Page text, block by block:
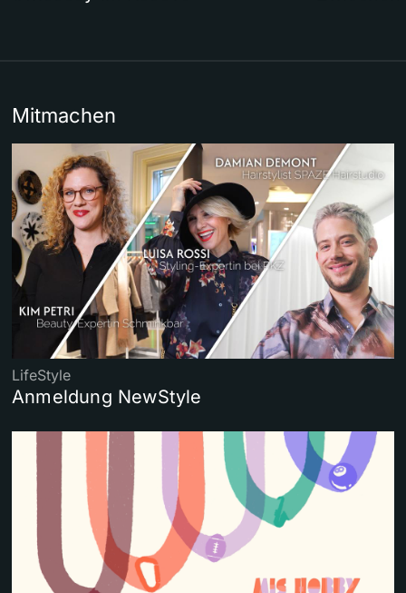
Mitmachen
LifeStyle
Anmeldung NewStyle